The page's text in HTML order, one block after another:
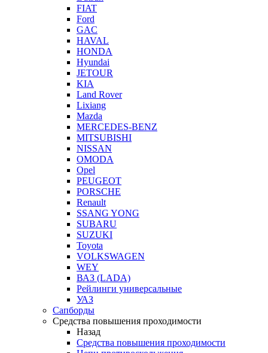
FIAT
Ford
GAC
HAVAL
HONDA
Hyundai
JETOUR
KIA
Land Rover
Lixiang
Mazda
MERCEDES-BENZ
MITSUBISHI
NISSAN
OMODA
Opel
PEUGEOT
PORSCHE
Renault
SSANG YONG
SUBARU
SUZUKI
Toyota
VOLKSWAGEN
WEY
ВАЗ (LADA)
Рейлинги универсальные
УАЗ
Сапборды
Средства повышения проходимости
Назад
Средства повышения проходимости